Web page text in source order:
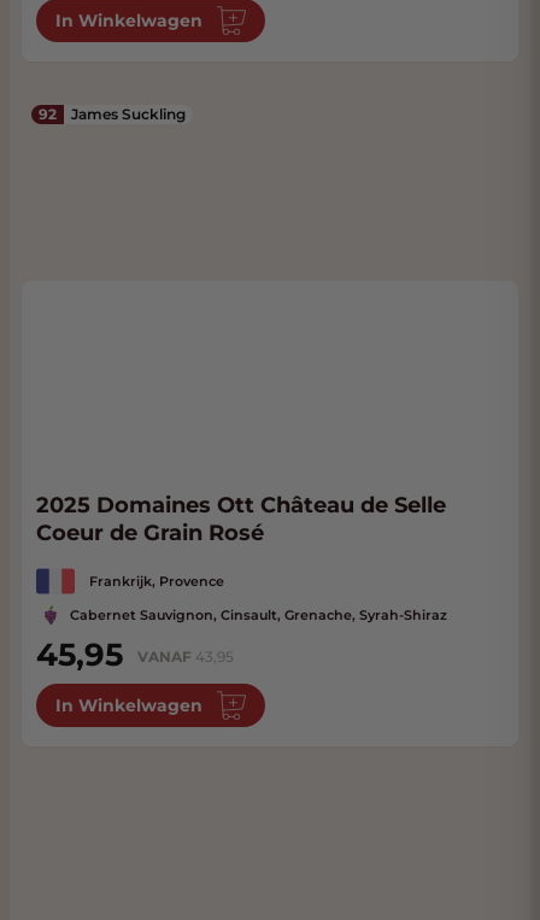
In Winkelwagen
92 James Suckling
2025 Domaines Ott Château de Selle
Coeur de Grain Rosé
Frankrijk, Provence
Cabernet Sauvignon, Cinsault, Grenache, Syrah-Shiraz
45,95 VANAF 43,95
In Winkelwagen